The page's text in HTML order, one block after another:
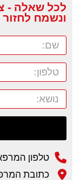
לכל שאלה -
ונשמח
טלפון
כתובת